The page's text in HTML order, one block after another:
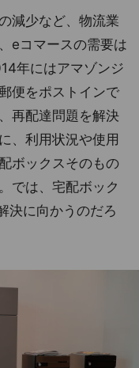
減少など、物流業
eコマースの需要は
年にはアマゾンジ
便をポストインで
再配達問題を解決
、利用状況や使用
ボックスそのもの
では、宅配ボック
決に向かうのだろ